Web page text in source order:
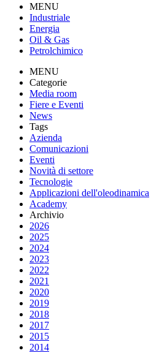
MENU
Industriale
Energia
Oil & Gas
Petrolchimico
MENU
Categorie
Media room
Fiere e Eventi
News
Tags
Azienda
Comunicazioni
Eventi
Novità di settore
Tecnologie
Applicazioni dell'oleodinamica
Academy
Archivio
2026
2025
2024
2023
2022
2021
2020
2019
2018
2017
2015
2014